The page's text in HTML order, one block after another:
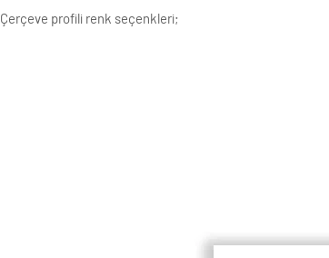
Çerçeve profili renk seçenkleri;
testinden geçirilmiştir ve Yüksek Çözünürlüğe sahiptir.